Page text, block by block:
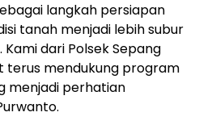
langkah persiapan
tanah menjadi lebih subur
dari Polsek Sepang
terus mendukung program
menjadi perhatian